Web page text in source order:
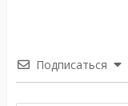
Подписаться